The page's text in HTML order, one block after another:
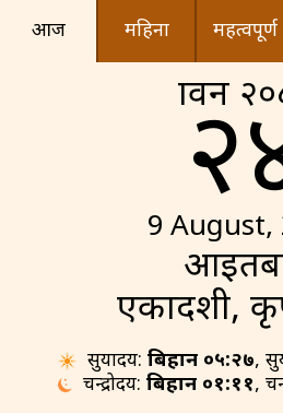
आज महिना महत्वपूर्ण
श्रावन
9 August,
एकादशी,
सुर्योदय:बिहान ०५:२७,
चन्द्रोदय:बिहान ०१:११,